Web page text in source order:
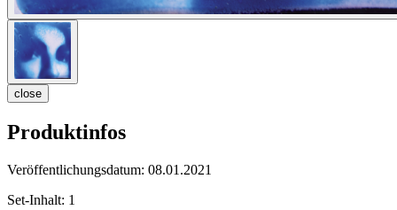
close
Produktinfos
Veröffentlichungsdatum: 08.01.2021
Set-Inhalt: 1